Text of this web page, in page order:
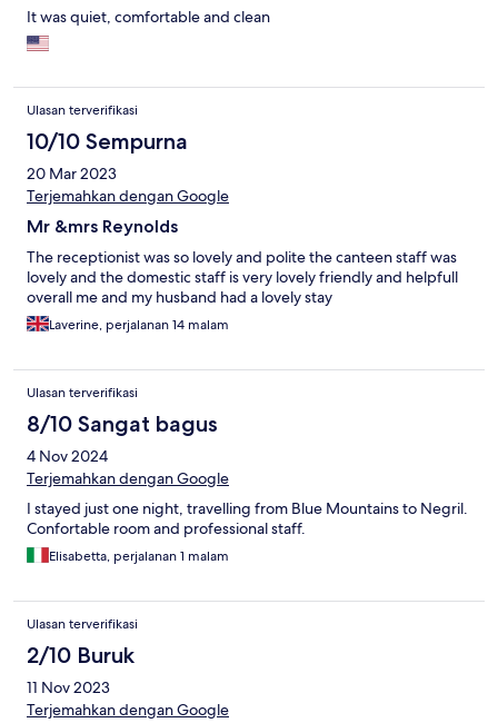
It was quiet, comfortable and clean
Ulasan terverifikasi
10/10 Sempurna
20 Mar 2023
Terjemahkan dengan Google
Mr &mrs Reynolds
The receptionist was so lovely and polite the canteen staff was
lovely and the domestic staff is very lovely friendly and helpfull
overall me and my husband had a lovely stay
Laverine, perjalanan 14 malam
Ulasan terverifikasi
8/10 Sangat bagus
4 Nov 2024
Terjemahkan dengan Google
I stayed just one night, travelling from Blue Mountains to Negril.
Confortable room and professional staff.
Elisabetta, perjalanan 1 malam
Ulasan terverifikasi
2/10 Buruk
11 Nov 2023
Terjemahkan dengan Google